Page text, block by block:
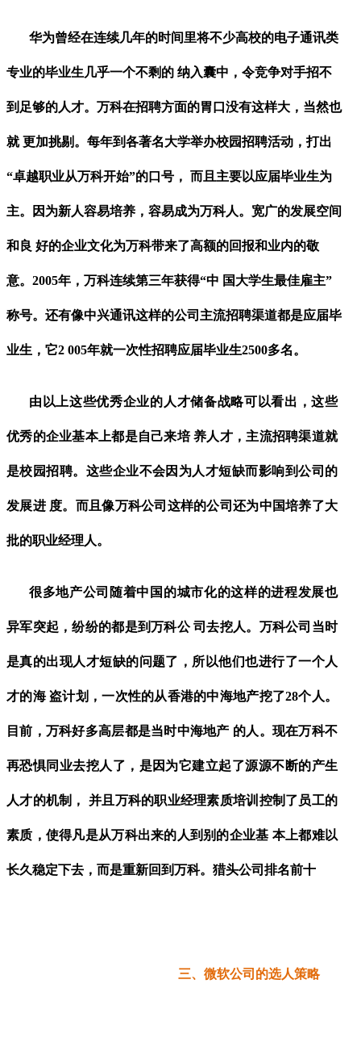
华为曾经在连续几年的时间里将不少高校的电子通讯类
专业的毕业生几乎一个不剩的 纳入囊中，令竞争对手招不
到足够的人才。万科在招聘方面的胃口没有这样大，当然也
就 更加挑剔。每年到各著名大学举办校园招聘活动，打出
“卓越职业从万科开始”的口号， 而且主要以应届毕业生为
主。因为新人容易培养，容易成为万科人。宽广的发展空间
和良 好的企业文化为万科带来了高额的回报和业内的敬
意。2005年，万科连续第三年获得“中 国大学生最佳雇主”
称号。还有像中兴通讯这样的公司主流招聘渠道都是应届毕
业生，它2 005年就一次性招聘应届毕业生2500多名。
由以上这些优秀企业的人才储备战略可以看出，这些
优秀的企业基本上都是自己来培 养人才，主流招聘渠道就
是校园招聘。这些企业不会因为人才短缺而影响到公司的
发展进 度。而且像万科公司这样的公司还为中国培养了大
批的职业经理人。
很多地产公司随着中国的城市化的这样的进程发展也
异军突起，纷纷的都是到万科公 司去挖人。万科公司当时
是真的出现人才短缺的问题了，所以他们也进行了一个人
才的海 盗计划，一次性的从香港的中海地产挖了28个人。
目前，万科好多高层都是当时中海地产 的人。现在万科不
再恐惧同业去挖人了，是因为它建立起了源源不断的产生
人才的机制， 并且万科的职业经理素质培训控制了员工的
素质，使得凡是从万科出来的人到别的企业基 本上都难以
长久稳定下去，而是重新回到万科。 猎头公司排名前十
三、微软公司的选人策略